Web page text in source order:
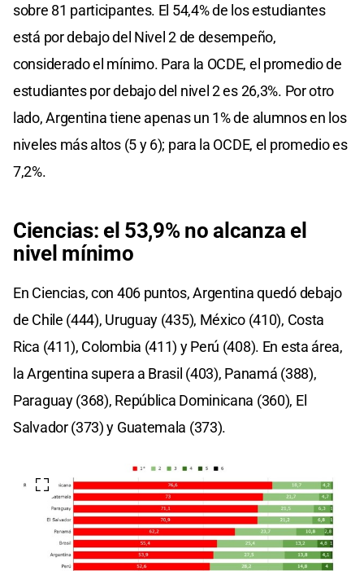
sobre 81 participantes. El 54,4% de los estudiantes
está por debajo del Nivel 2 de desempeño,
considerado el mínimo. Para la OCDE, el promedio de
estudiantes por debajo del nivel 2 es 26,3%. Por otro
lado, Argentina tiene apenas un 1% de alumnos en los
niveles más altos (5 y 6); para la OCDE, el promedio es
7,2%.
Ciencias: el 53,9% no alcanza el
nivel mínimo
En Ciencias, con 406 puntos, Argentina quedó debajo
de Chile (444), Uruguay (435), México (410), Costa
Rica (411), Colombia (411) y Perú (408). En esta área,
la Argentina supera a Brasil (403), Panamá (388),
Paraguay (368), República Dominicana (360), El
Salvador (373) y Guatemala (373).